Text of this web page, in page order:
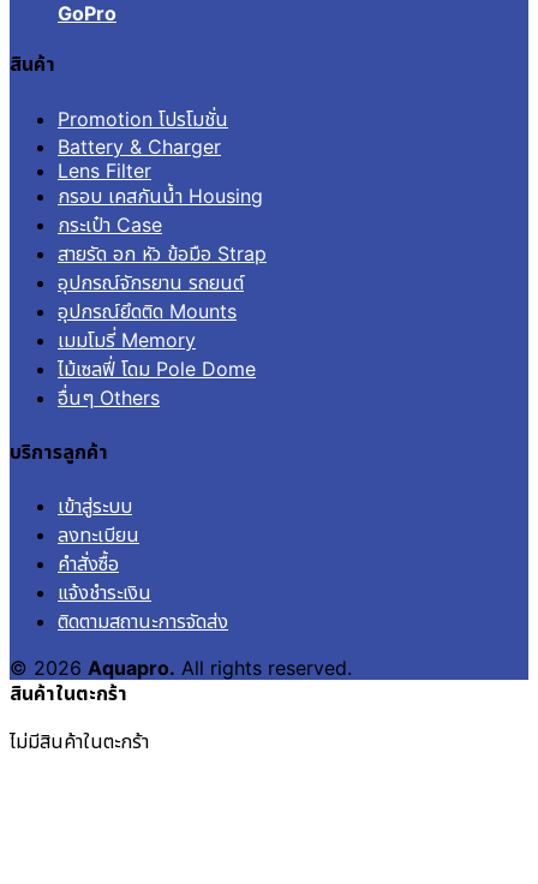
GoPro
สินค้า
Promotion โปรโมชั่น
Battery & Charger
Lens Filter
กรอบ เคสกันน้ำ Housing
กระเป๋า Case
สายรัด อก หัว ข้อมือ Strap
อุปกรณ์จักรยาน รถยนต์
อุปกรณ์ยึดติด Mounts
เมมโมรี่ Memory
ไม้เซลฟี่ โดม Pole Dome
อื่นๆ Others
บริการลูกค้า
เข้าสู่ระบบ
ลงทะเบียน
คำสั่งซื้อ
แจ้งชำระเงิน
ติดตามสถานะการจัดส่ง
© 2026 Aquapro. All rights reserved.
สินค้าในตะกร้า
ไม่มีสินค้าในตะกร้า